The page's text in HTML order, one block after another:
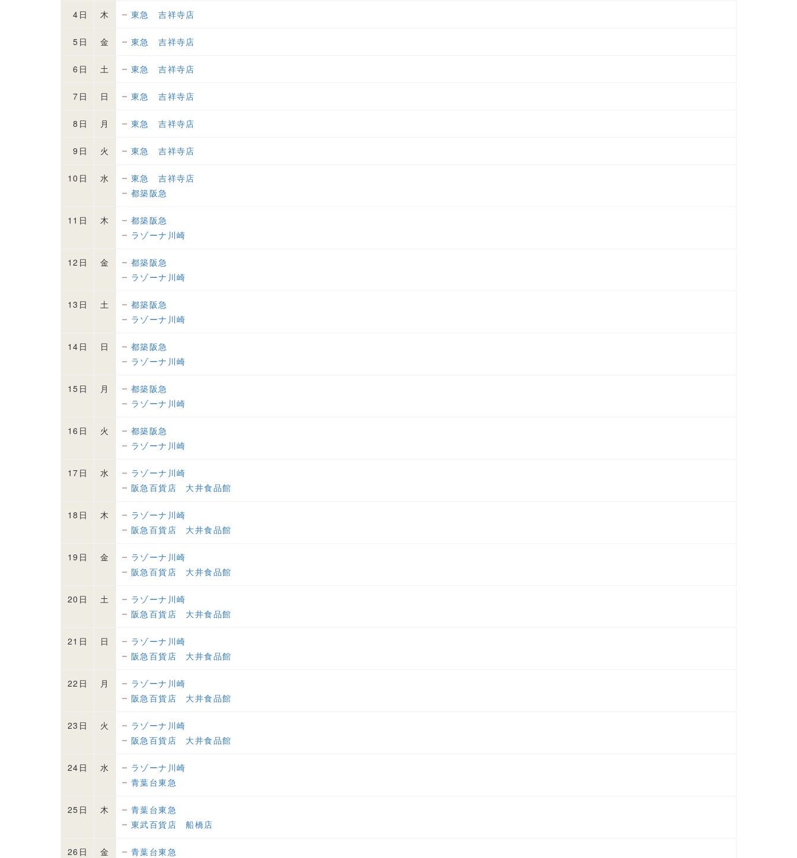
4日 木 東急 吉祥寺店
5日 金 東急 吉祥寺店
6日 土 東急 吉祥寺店
7日 日 東急 吉祥寺店
8日 月 東急 吉祥寺店
9日 火 東急 吉祥寺店
10日 水
東急 吉祥寺店
都築阪急
11日 木
都築阪急
ラゾーナ川崎
12日 金
都築阪急
ラゾーナ川崎
13日 土
都築阪急
ラゾーナ川崎
14日 日
都築阪急
ラゾーナ川崎
15日 月
都築阪急
ラゾーナ川崎
16日 火
都築阪急
ラゾーナ川崎
17日 水
ラゾーナ川崎
阪急百貨店 大井食品館
18日 木
ラゾーナ川崎
阪急百貨店 大井食品館
19日 金
ラゾーナ川崎
阪急百貨店 大井食品館
20日 土
ラゾーナ川崎
阪急百貨店 大井食品館
21日 日
ラゾーナ川崎
阪急百貨店 大井食品館
22日 月
ラゾーナ川崎
阪急百貨店 大井食品館
23日 火
ラゾーナ川崎
阪急百貨店 大井食品館
24日 水
ラゾーナ川崎
青葉台東急
25日 木
青葉台東急
東武百貨店 船橋店
26日 金
青葉台東急